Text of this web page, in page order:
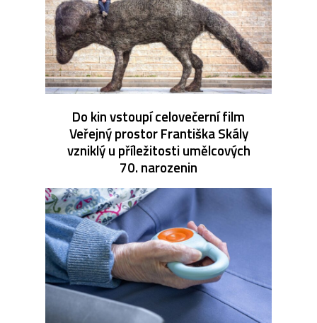
Do kin vstoupí celovečerní film
Veřejný prostor Františka Skály
vzniklý u příležitosti umělcových
70. narozenin